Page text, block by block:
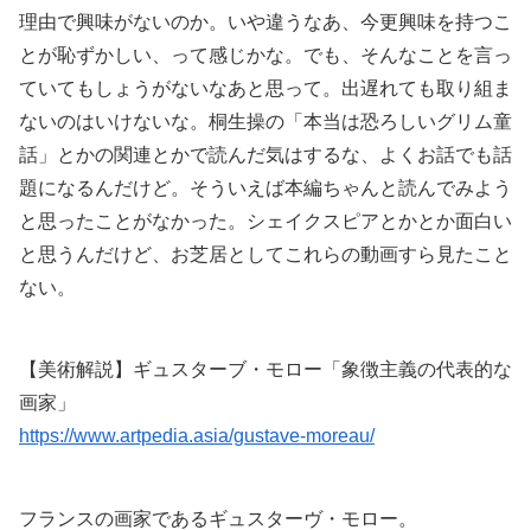
理由で興味がないのか。いや違うなあ、今更興味を持つこ
とが恥ずかしい、って感じかな。でも、そんなことを言っ
ていてもしょうがないなあと思って。出遅れても取り組ま
ないのはいけないな。桐生操の「本当は恐ろしいグリム童
話」とかの関連とかで読んだ気はするな、よくお話でも話
題になるんだけど。そういえば本編ちゃんと読んでみよう
と思ったことがなかった。シェイクスピアとかとか面白い
と思うんだけど、お芝居としてこれらの動画すら見たこと
ない。
【美術解説】ギュスターブ・モロー「象徴主義の代表的な
画家」
https://www.artpedia.asia/gustave-moreau/
フランスの画家であるギュスターヴ・モロー。